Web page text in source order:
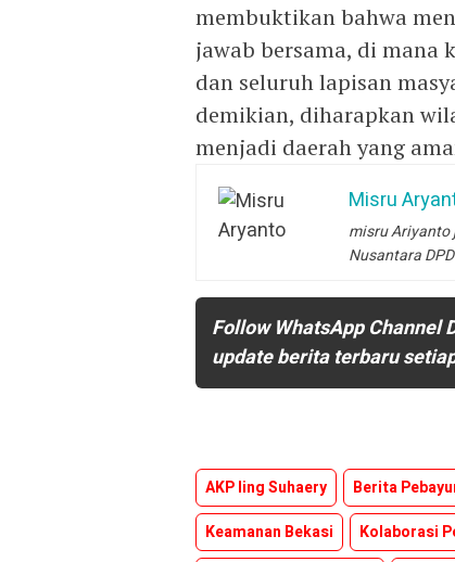
membuktikan bahwa
jawab bersama, di mana
dan seluruh lapisan
demikian, diharapkan
menjadi daerah yang
Misru
misru Ariyanto
Nusantara
Follow WhatsApp Channel
update berita terbaru
AKP Iing Suhaery Berita
Keamanan Bekasi
Kolaborasi